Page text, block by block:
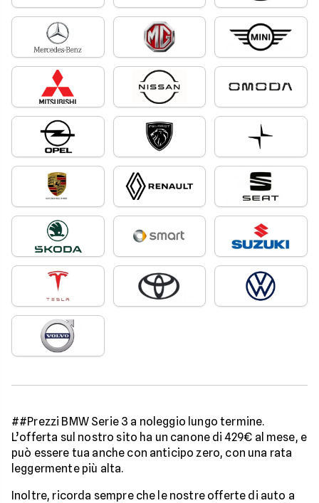
##Prezzi BMW Serie 3 a noleggio lungo termine.
L’offerta sul nostro sito ha un canone di 429€ al mese, e
può essere tua anche con anticipo zero, con una rata
leggermente più alta.
Inoltre, ricorda sempre che le nostre offerte di auto a